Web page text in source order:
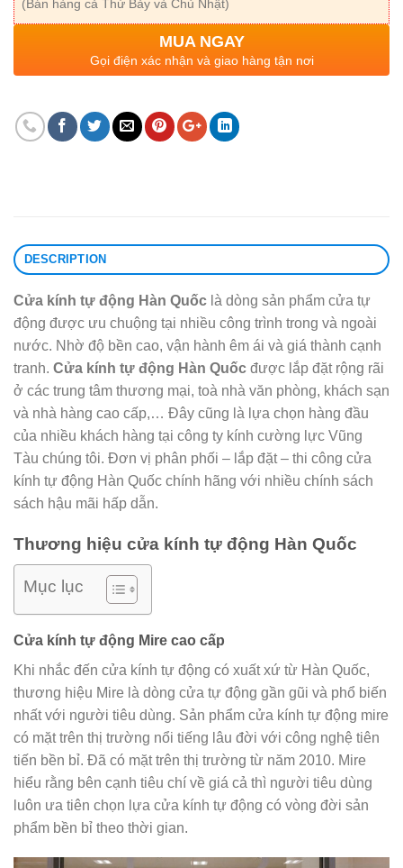
(Bán hàng cả Thứ Bảy và Chủ Nhật)
MUA NGAY
Gọi điện xác nhận và giao hàng tận nơi
DESCRIPTION
Cửa kính tự động Hàn Quốc là dòng sản phẩm cửa tự
động được ưu chuộng tại nhiều công trình trong và ngoài
nước. Nhờ độ bền cao, vận hành êm ái và giá thành cạnh
tranh. Cửa kính tự động Hàn Quốc được lắp đặt rộng rãi
ở các trung tâm thương mại, toà nhà văn phòng, khách sạn
và nhà hàng cao cấp,… Đây cũng là lựa chọn hàng đầu
của nhiều khách hàng tại công ty kính cường lực Vũng
Tàu chúng tôi. Đơn vị phân phối – lắp đặt – thi công cửa
kính tự động Hàn Quốc chính hãng với nhiều chính sách
sách hậu mãi hấp dẫn.
Thương hiệu cửa kính tự động Hàn Quốc
Mục lục
Cửa kính tự động Mire cao cấp
Khi nhắc đến cửa kính tự động có xuất xứ từ Hàn Quốc,
thương hiệu Mire là dòng cửa tự động gần gũi và phổ biến
nhất với người tiêu dùng. Sản phẩm cửa kính tự động mire
có mặt trên thị trường nổi tiếng lâu đời với công nghệ tiên
tiến bền bỉ. Đã có mặt trên thị trường từ năm 2010. Mire
hiểu rằng bên cạnh tiêu chí về giá cả thì người tiêu dùng
luôn ưa tiên chọn lựa cửa kính tự động có vòng đời sản
phẩm bền bỉ theo thời gian.